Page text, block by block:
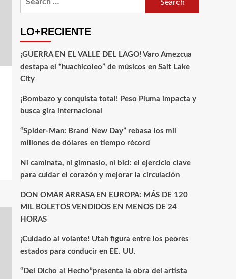
LO+RECIENTE
¡GUERRA EN EL VALLE DEL LAGO! Varo Amezcua
destapa el “huachicoleo” de músicos en Salt Lake
City
¡Bombazo y conquista total! Peso Pluma impacta y
busca gira internacional
“Spider-Man: Brand New Day” rebasa los mil
millones de dólares en tiempo récord
Ni caminata, ni gimnasio, ni bici: el ejercicio clave
para cuidar el corazón y mejorar la circulación
DON OMAR ARRASA EN EUROPA: MÁS DE 120
MIL BOLETOS VENDIDOS EN MENOS DE 24
HORAS
¡Cuidado al volante! Utah figura entre los peores
estados para conducir en EE. UU.
“Del Dicho al Hecho”presenta la obra del artista